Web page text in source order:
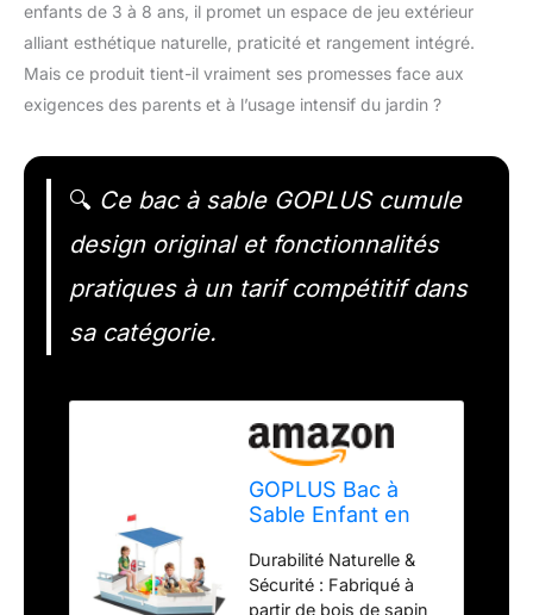
enfants de 3 à 8 ans, il promet un espace de jeu extérieur
alliant esthétique naturelle, praticité et rangement intégré.
Mais ce produit tient-il vraiment ses promesses face aux
exigences des parents et à l’usage intensif du jardin ?
🔍 Ce bac à sable GOPLUS cumule
design original et fonctionnalités
pratiques à un tarif compétitif dans
sa catégorie.
GOPLUS Bac à
Sable Enfant en
à Sable Exterieur
en Forme de
Durabilité Naturelle &
Sécurité : Fabriqué à
partir de bois de sapin